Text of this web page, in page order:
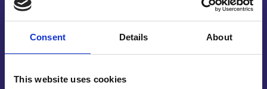
Consent Details About
This website uses cookies
bewerken
Lexan op maat bewerken doen wij graag voor u,
wij dit met zoveel kwaliteit voor u kunnen doen?